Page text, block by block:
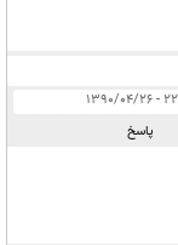
۰۴/۲۶
پاسخ